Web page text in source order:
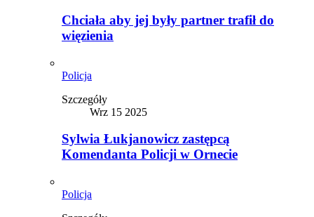
Chciała aby jej były partner trafił do
więzienia
Policja
Szczegóły
Wrz 15 2025
Sylwia Łukjanowicz zastępcą
Komendanta Policji w Ornecie
Policja